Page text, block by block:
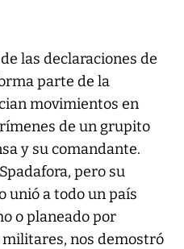
las declaraciones de
parte de la
movimientos en
de un grupito
y su comandante.
pero su
unió a todo un país
o planeado por
nos demostró